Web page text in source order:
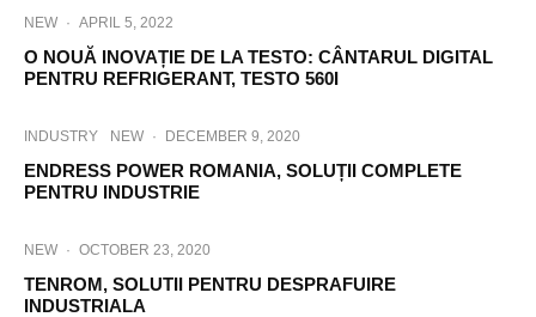
NEW · APRIL 5, 2022
O NOUĂ INOVAȚIE DE LA TESTO: CÂNTARUL DIGITAL
PENTRU REFRIGERANT, TESTO 560I
INDUSTRY NEW · DECEMBER 9, 2020
ENDRESS POWER ROMANIA, SOLUȚII COMPLETE
PENTRU INDUSTRIE
NEW · OCTOBER 23, 2020
TENROM, SOLUTII PENTRU DESPRAFUIRE
INDUSTRIALA